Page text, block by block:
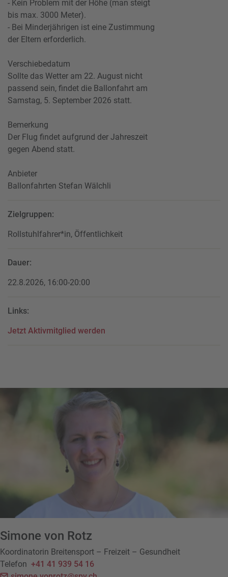
- Kein Problem mit der Höhe (man steigt
bis max. 3000 Meter).
- Bei Minderjährigen ist eine Zustimmung
der Eltern erforderlich.
Verschiebedatum
Sollte das Wetter am 22. August nicht
passend sein, findet die Ballonfahrt am
Samstag, 5. September 2026 statt.
Bemerkung
Der Flug findet aufgrund der Jahreszeit
gegen Abend statt.
Anbieter
Ballonfahrten Stefan Wälchli
Zielgruppen:
Rollstuhlfahrer*in, Öffentlichkeit
Dauer:
22.8.2026, 16:00-20:00
Links:
Jetzt Aktivmitglied werden
Simone von Rotz
Koordinatorin Breitensport – Freizeit – Gesundheit
Telefon +41 41 939 54 16